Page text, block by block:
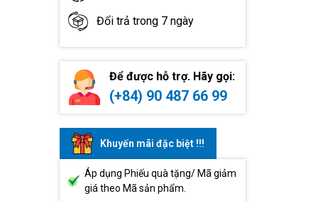
Đổi trả trong 7 ngày
Để được hỗ trợ. Hãy gọi:
(+84) 90 487 66 99
Khuyến mãi đặc biệt !!!
Áp dụng Phiếu quà tặng/ Mã giảm
giá theo Mã sản phẩm.